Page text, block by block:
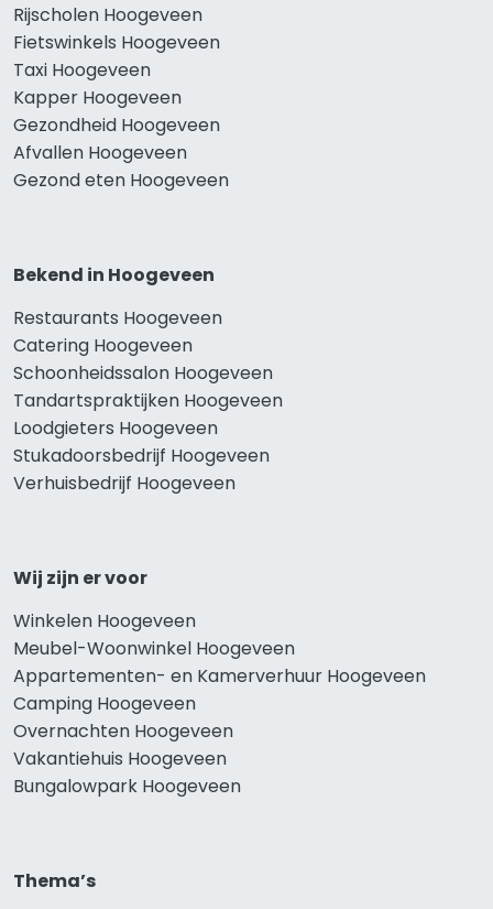
Rijscholen Hoogeveen
Fietswinkels Hoogeveen
Taxi Hoogeveen
Kapper Hoogeveen
Gezondheid Hoogeveen
Afvallen Hoogeveen
Gezond eten Hoogeveen
Bekend in Hoogeveen
Restaurants Hoogeveen
Catering Hoogeveen
Schoonheidssalon Hoogeveen
Tandartspraktijken Hoogeveen
Loodgieters Hoogeveen
Stukadoorsbedrijf Hoogeveen
Verhuisbedrijf Hoogeveen
Wij zijn er voor
Winkelen Hoogeveen
Meubel-Woonwinkel Hoogeveen
Appartementen- en Kamerverhuur Hoogeveen
Camping Hoogeveen
Overnachten Hoogeveen
Vakantiehuis Hoogeveen
Bungalowpark Hoogeveen
Thema’s